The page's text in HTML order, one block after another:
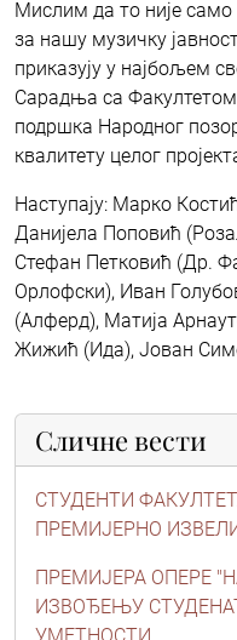
Мислим да то није само
за нашу музичку
приказују у најбољем
Сарадња са
подршка Народног
квалитету целог
Наступају: Марко
Данијела Поповић
Стефан Петковић (Др.
Орлофски), Иван
(Алферд), Матија
Жижић (Ида), Јован
Сличне вести
СТУДЕНТИ
ПРЕМИЈЕРНО
ПРЕМИЈЕРА ОПЕРЕ
ИЗВОЂЕЊУ
УМЕТНОСТИ